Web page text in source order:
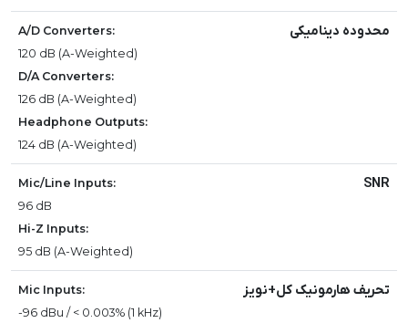
محدوده دینامیکی
A/D Converters:
120 dB (A-Weighted)
D/A Converters:
126 dB (A-Weighted)
Headphone Outputs:
124 dB (A-Weighted)
SNR
Mic/Line Inputs:
96 dB
Hi-Z Inputs:
95 dB (A-Weighted)
تحریف هارمونیک کل+نویز
Mic Inputs:
-96 dBu / < 0.003% (1 kHz)